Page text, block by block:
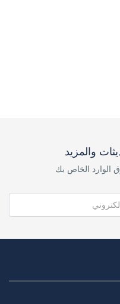
والمزيد
الوارد الخاص بك